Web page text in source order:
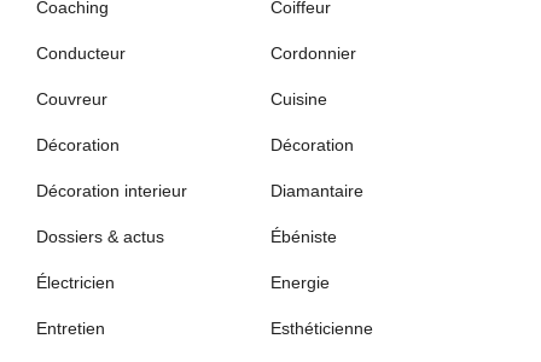
Coaching Coiffeur
Conducteur Cordonnier
Couvreur Cuisine
Décoration Décoration
Décoration interieur Diamantaire
Dossiers & actus Ébéniste
Électricien Energie
Entretien Esthéticienne